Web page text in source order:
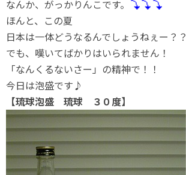
なんか、がっかりんこです。
ほんと、この夏
日本は一体どうなるんでしょうねぇー？？
でも、嘆いてばかりはいられません！
「なんくるないさー」の精神で！！
今日は泡盛です♪
【琉球泡盛 琉球 ３０度】